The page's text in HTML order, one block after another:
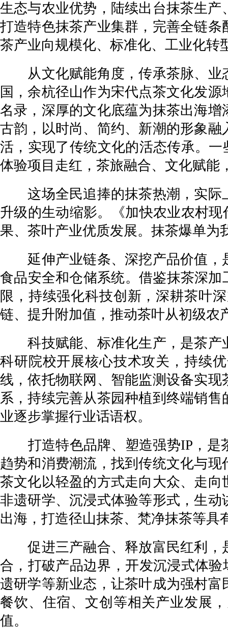
生态与农业优势，陆续出台抹茶生
打造特色抹茶产业集群，完善全链
茶产业向规模化、标准化、工业化转
从文化赋能角度，传承茶脉、业
国，余杭径山作为宋代点茶文化发
名录，深厚的文化底蕴为抹茶出海
古韵，以时尚、简约、新潮的形象
活，实现了传统文化的活态传承。
体验项目走红，茶旅融合、文化赋能
这场全民追捧的抹茶热潮，实际
升级的生动缩影。《加快农业农村
果、茶叶产业优质发展。抹茶爆单为
延伸产业链条、深挖产品价值，
食品安全和仓储系统。借鉴抹茶深
限，持续强化科技创新，深耕茶叶
链、提升附加值，推动茶叶从初级农
科技赋能、标准化生产，是茶产
科研院校开展核心技术攻关，持续
线，依托物联网、智能监测设备实
系，持续完善从茶园种植到终端销
业逐步掌握行业话语权。
打造特色品牌、塑造强势IP，是
趋势和消费潮流，找到传统文化与
茶文化以轻盈的方式走向大众、走
非遗研学、沉浸式体验等形式，生
出海，打造径山抹茶、梵净抹茶等
促进三产融合、释放富民红利，
合，打破产品边界，开发沉浸式体
遗研学等新业态，让茶叶成为强村
餐饮、住宿、文创等相关产业发展
值。